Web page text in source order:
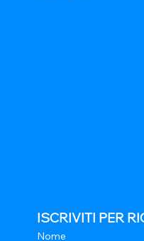
ISCRIVITI PER
Nome